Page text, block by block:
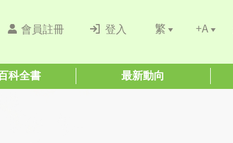
會員註冊 登入 繁 +A
科全書 最新動向